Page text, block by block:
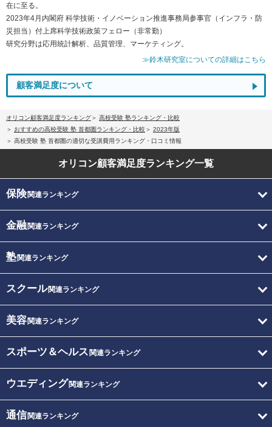
在に至る。
2023年4月内閣府 科学技術・イノベーション推進事務局参事官（インフラ・防
災担当）付上席科学技術政策フェロー（非常勤）
研究分野は応用統計解析、品質管理、マーケティング。
≫鈴木研究室についての詳細はこちら
顧客満足度について
オリコン顧客満足度ランキング
高校受験 塾ランキング・比較
おすすめの高校受験 塾 首都圏ランキング・比較
2023年版
高校受験 塾 首都圏の適切な受講費用ランキング・口コミ情報
オリコン顧客満足度ランキング一覧
保険関連ランキング
金融関連ランキング
塾関連ランキング
スクール関連ランキング
美容関連ランキング
スポーツ＆ヘルス 関連ランキング
ウエディング関連ランキング
通信関連ランキング